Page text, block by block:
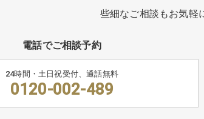
些細なご相談もお気軽
電話でご相談予約
24時間・土日祝受付、通話無料
0120-002-489